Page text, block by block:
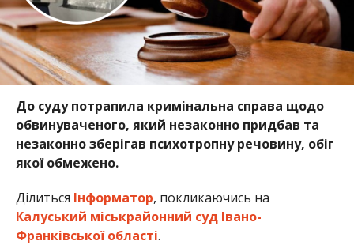
До суду потрапила кримінальна справа щодо
обвинуваченого, який незаконно придбав та
незаконно зберігав психотропну речовину, обіг
якої обмежено.
Ділиться Інформатор, покликаючись на
Калуський міськрайонний суд Івано-
Франківської області.